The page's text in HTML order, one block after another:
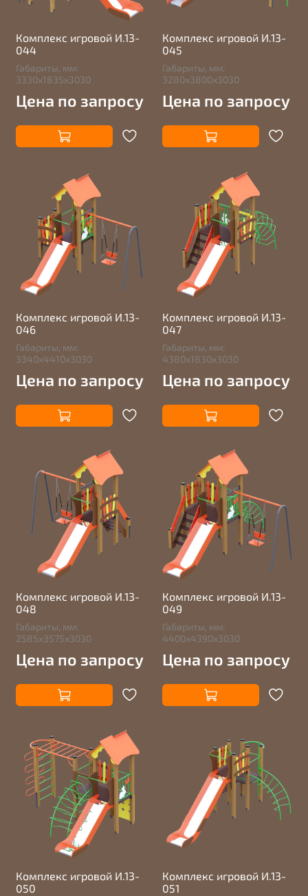
Комплекс игровой И.13-
044
Габариты, мм:
3330х1835х3030
Цена по запросу
Комплекс игровой И.13-
045
Габариты, мм:
3280х3800х3030
Цена по запросу
Комплекс игровой И.13-
046
Габариты, мм:
3340х4410х3030
Цена по запросу
Комплекс игровой И.13-
047
Габариты, мм:
4380х1830х3030
Цена по запросу
Комплекс игровой И.13-
048
Габариты, мм:
2585х3575х3030
Цена по запросу
Комплекс игровой И.13-
049
Габариты, мм:
4400х4390х3030
Цена по запросу
Комплекс игровой И.13-
050
Комплекс игровой И.13-
051